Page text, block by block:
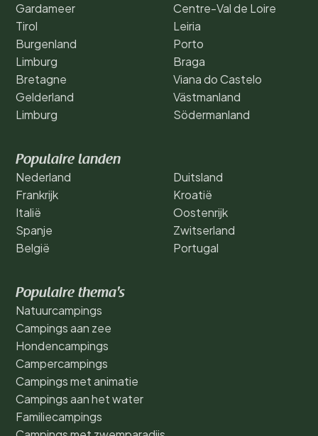
Gardameer
Tirol
Burgenland
Limburg
Bretagne
Gelderland
Limburg
Centre-Val de Loire
Leiria
Porto
Braga
Viana do Castelo
Västmanland
Södermanland
Populaire landen
Nederland
Frankrijk
Italië
Spanje
België
Duitsland
Kroatië
Oostenrijk
Zwitserland
Portugal
Populaire thema's
Natuurcampings
Campings aan zee
Hondencampings
Campercampings
Campings met animatie
Campings aan het water
Familiecampings